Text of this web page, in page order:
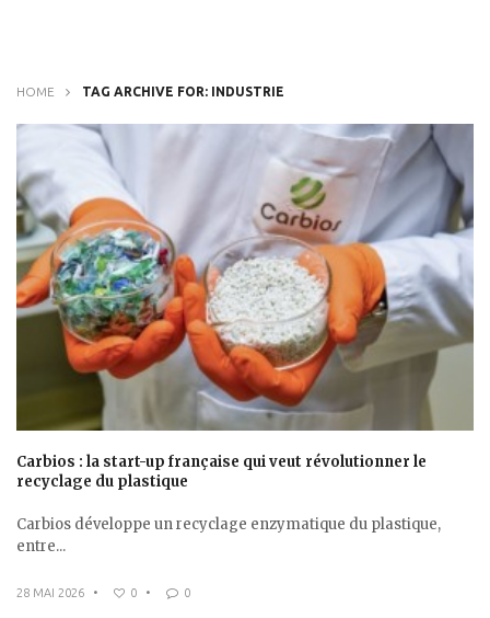
HOME TAG ARCHIVE FOR: INDUSTRIE
Carbios : la start-up française qui veut révolutionner le
recyclage du plastique
Carbios développe un recyclage enzymatique du plastique,
entre...
28 MAI 2026 • 0 • 0